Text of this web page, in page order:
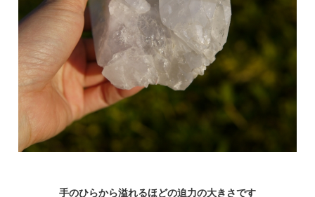
手のひらから溢れるほどの迫力の大きさです